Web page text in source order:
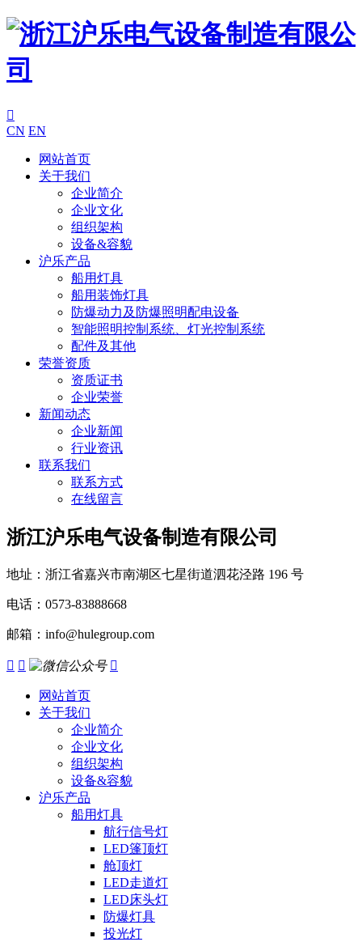

CN EN
网站首页
关于我们
企业简介
企业文化
组织架构
设备&容貌
沪乐产品
船用灯具
船用装饰灯具
防爆动力及防爆照明配电设备
智能照明控制系统、灯光控制系统
配件及其他
荣誉资质
资质证书
企业荣誉
新闻动态
企业新闻
行业资讯
联系我们
联系方式
在线留言
浙江沪乐电气设备制造有限公司
地址：浙江省嘉兴市南湖区七星街道泗花泾路 196 号
电话：0573-83888668
邮箱：info@hulegroup.com
  
网站首页
关于我们
企业简介
企业文化
组织架构
设备&容貌
沪乐产品
船用灯具
航行信号灯
LED篷顶灯
舱顶灯
LED走道灯
LED床头灯
防爆灯具
投光灯